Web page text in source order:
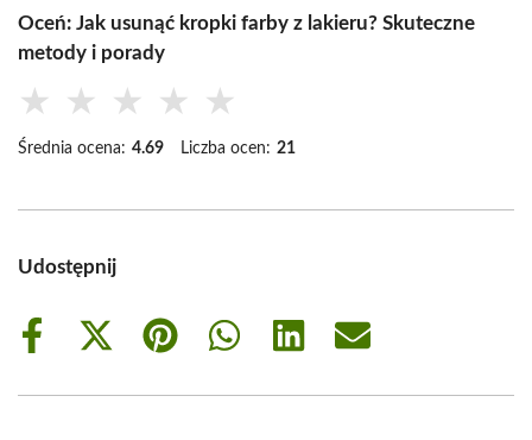
Oceń: Jak usunąć kropki farby z lakieru? Skuteczne
metody i porady
★ ★ ★ ★ ★
Średnia ocena: 4.69 Liczba ocen: 21
Udostępnij
Share
Share
(Twitter)
Share
Share
Share
Share